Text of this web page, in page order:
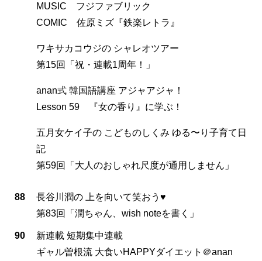
MUSIC フジファブリック
COMIC 佐原ミズ『鉄楽レトラ』
ワキサカコウジの シャレオツアー
第15回「祝・連載1周年！」
anan式 韓国語講座 アジャアジャ！
Lesson 59 『女の香り』に学ぶ！
五月女ケイ子の こどものしくみ ゆる〜り子育て日
記
第59回「大人のおしゃれ尺度が通用しません」
88
長谷川潤の 上を向いて笑おう♥
第83回「潤ちゃん、wish noteを書く」
90
新連載 短期集中連載
ギャル曽根流 大食いHAPPYダイエット＠anan